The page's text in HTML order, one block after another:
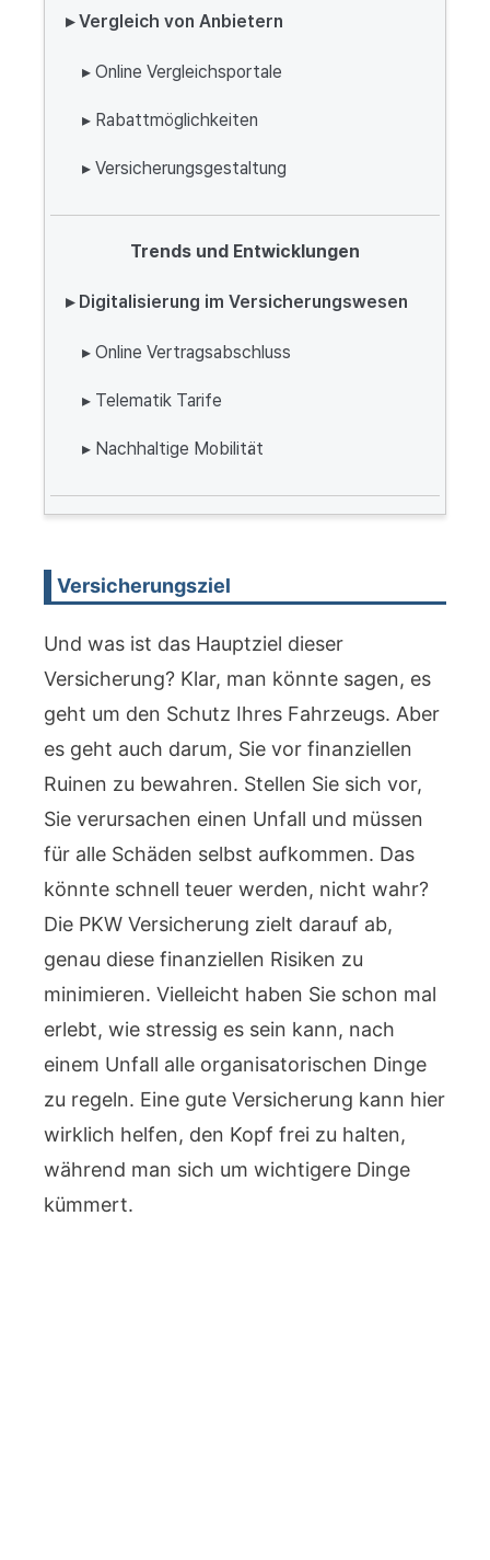
▸ Vergleich von Anbietern
▸ Online Vergleichsportale
▸ Rabattmöglichkeiten
▸ Versicherungsgestaltung
Trends und Entwicklungen
▸ Digitalisierung im Versicherungswesen
▸ Online Vertragsabschluss
▸ Telematik Tarife
▸ Nachhaltige Mobilität
Versicherungsziel
Und was ist das Hauptziel dieser
Versicherung? Klar, man könnte sagen, es
geht um den Schutz Ihres Fahrzeugs. Aber
es geht auch darum, Sie vor finanziellen
Ruinen zu bewahren. Stellen Sie sich vor,
Sie verursachen einen Unfall und müssen
für alle Schäden selbst aufkommen. Das
könnte schnell teuer werden, nicht wahr?
Die PKW Versicherung zielt darauf ab,
genau diese finanziellen Risiken zu
minimieren. Vielleicht haben Sie schon mal
erlebt, wie stressig es sein kann, nach
einem Unfall alle organisatorischen Dinge
zu regeln. Eine gute Versicherung kann hier
wirklich helfen, den Kopf frei zu halten,
während man sich um wichtigere Dinge
kümmert.